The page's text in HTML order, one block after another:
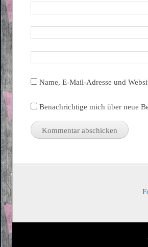
Name, E-Mail-Adresse und
Benachrichtige mich über neue